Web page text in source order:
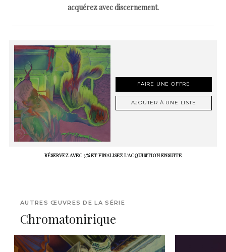
acquérez avec discernement.
FAIRE UNE OFFRE
AJOUTER À UNE LISTE
RÉSERVEZ AVEC 5 % ET FINALISEZ L'ACQUISITION ENSUITE
AUTRES ŒUVRES DE LA SÉRIE
Chromatonirique